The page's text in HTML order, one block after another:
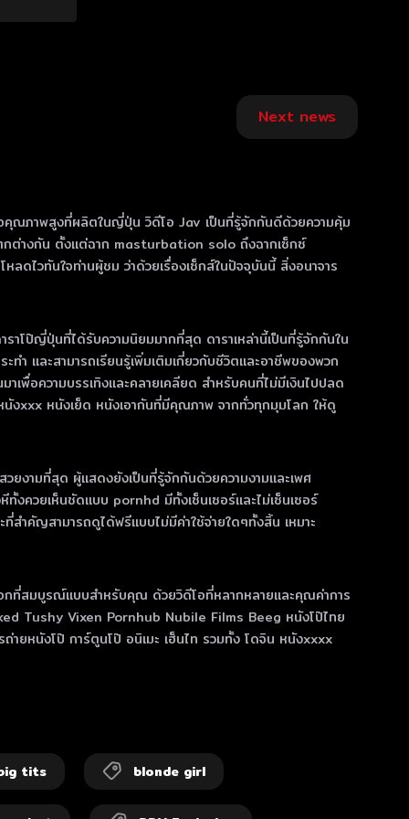
Next news
คุณภาพสูงที่ผลิตในญี่ปุ่น วิดีโอ Jav เป็นที่รู้จักกันดีด้วยความคุ้ม
กต่างกัน ตั้งแต่ฉาก masturbation solo ถึงฉากเซ็กซ์
ไวทันใจท่านผู้ชม ว่าด้วยเรื่องเซ็กส์ในปัจจุบันนี้ สิ่งอนาจาร
าโป๊ญี่ปุ่นที่ได้รับความนิยมมากที่สุด ดาราเหล่านี้เป็นที่รู้จักกันใน
ทํา และสามารถเรียนรู้เพิ่มเติมเกี่ยวกับชีวิตและอาชีพของพวก
าเพื่อความบรรเทิงและคลายเคลียด สำหรับคนที่ไม่มีเงินไปปลด
งxxx หนังเย็ด หนังเอากันที่มีคุณภาพ จากทั่วทุกมุมโลก ให้ดู
ยงามที่สุด ผู้แสดงยังเป็นที่รู้จักกันด้วยความงามและเพศ
งควยเห็นชัดแบบ pornhd มีทั้งเซ็นเซอร์และไม่เซ็นเซอร์
สำคัญสามารถดูได้ฟรีแบบไม่มีค่าใช้จ่ายใดๆทั้งสิ้น เหมาะ
ที่สมบูรณ์แบบสําหรับคุณ ด้วยวิดีโอที่หลากหลายและคุณค่าการ
Tushy Vixen Pornhub Nubile Films Beeg หนังโป๊ไทย
ยหนังโป๊ การ์ตูนโป๊ อนิเมะ เฮ็นไท รวมทั้ง โดจิน หนังxxxx
tits blonde girl